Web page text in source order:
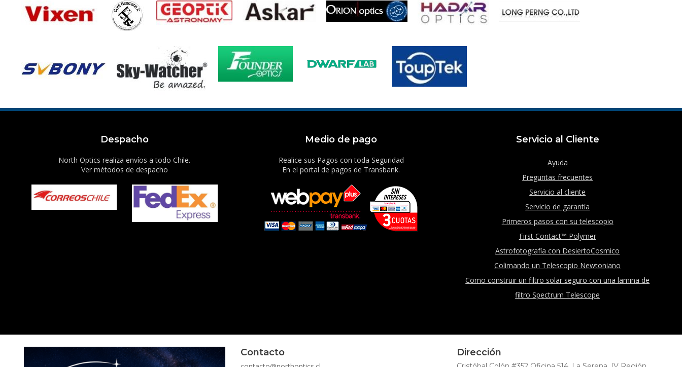
Despacho
North Optics realiza envíos a todo Chile.
Ver métodos de despacho
Medio de pago
Realice sus Pagos con toda Seguridad
En el portal de pagos de Transbank.
Servicio al Cliente
Ayuda
Preguntas frecuentes
Servicio al cliente
Servicio de garantía
Primeros pasos con su telescopio
First Contact™ Polymer
Astrofotografía con DesiertoCosmico
Colimando un Telescopio Newtoniano
Como construir un filtro solar seguro con una lamina de
filtro Spectrum Telescope
Contacto Dirección